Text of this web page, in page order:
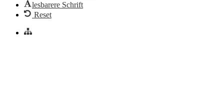
lesbarere Schrift
Reset